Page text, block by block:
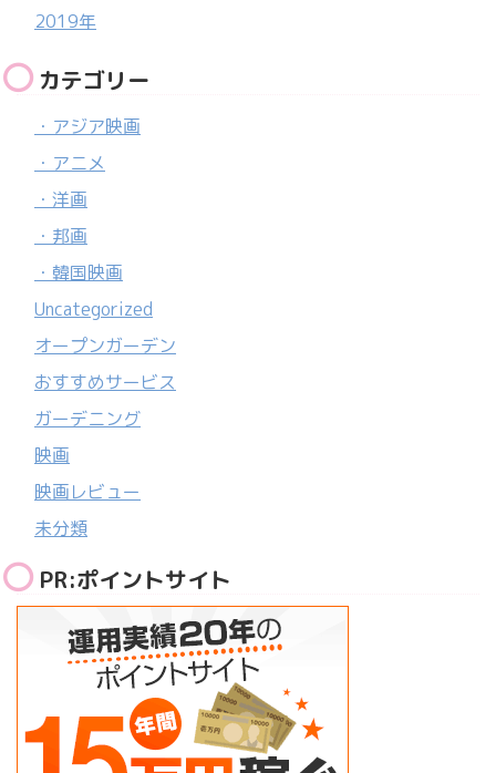
2019年
カテゴリー
・アジア映画
・アニメ
・洋画
・邦画
・韓国映画
Uncategorized
オープンガーデン
おすすめサービス
ガーデニング
映画
映画レビュー
未分類
PR:ポイントサイト